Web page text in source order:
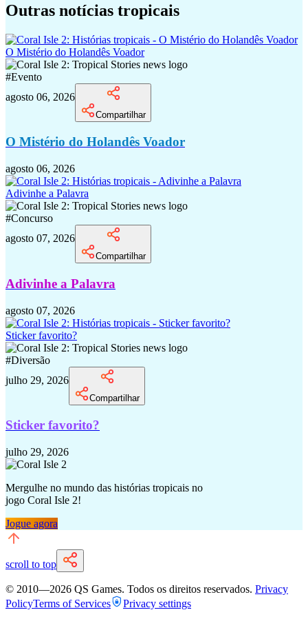
Outras notícias tropicais
O Mistério do Holandês Voador
#Evento
agosto 06, 2026
Compartilhar
O Mistério do Holandês Voador
agosto 06, 2026
Adivinhe a Palavra
#Concurso
agosto 07, 2026
Compartilhar
Adivinhe a Palavra
agosto 07, 2026
Sticker favorito?
#Diversão
julho 29, 2026
Compartilhar
Sticker favorito?
julho 29, 2026
Mergulhe no mundo das histórias tropicais no
jogo Coral Isle 2!
Jogue agora
scroll to top
© 2010—2026 QS Games. Todos os direitos reservados. Privacy
PolicyTerms of Services Privacy settings